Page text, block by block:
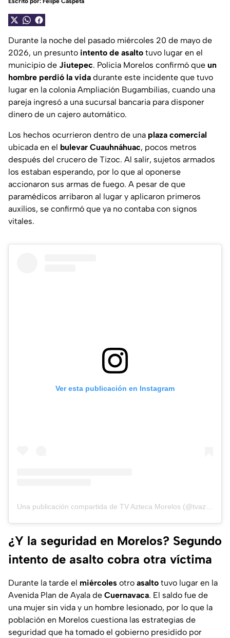
Durante la noche del pasado miércoles 20 de mayo de
2026, un presunto intento de asalto tuvo lugar en el
municipio de Jiutepec. Policía Morelos confirmó que un
hombre perdió la vida durante este incidente que tuvo
lugar en la colonia Ampliación Bugambilias, cuando una
pareja ingresó a una sucursal bancaria para disponer
dinero de un cajero automático.
Los hechos ocurrieron dentro de una plaza comercial
ubicada en el bulevar Cuauhnáhuac, pocos metros
después del crucero de Tizoc. Al salir, sujetos armados
los estaban esperando, por lo que al oponerse
accionaron sus armas de fuego. A pesar de que
paramédicos arribaron al lugar y aplicaron primeros
auxilios, se confirmó que ya no contaba con signos
vitales.
Ver esta publicación en Instagram
Una publicación compartida de TV Azteca Morelos (@tvazteca_morelos)
¿Y la seguridad en Morelos? Segundo
intento de asalto cobra otra víctima
Durante la tarde el miércoles otro asalto tuvo lugar en la
Avenida Plan de Ayala de Cuernavaca. El saldo fue de
una mujer sin vida y un hombre lesionado, por lo que la
población en Morelos cuestiona las estrategias de
seguridad que ha tomado el gobierno presidido por